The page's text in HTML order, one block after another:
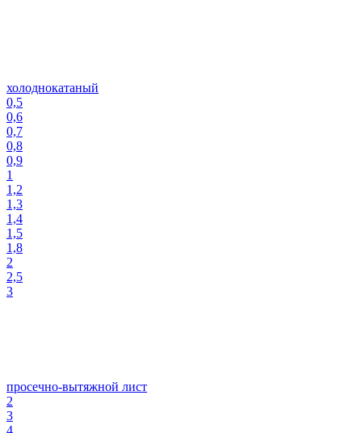
холоднокатаный
0,5
0,6
0,7
0,8
0,9
1
1,2
1,3
1,4
1,5
1,8
2
2,5
3
просечно-вытяжной лист
2
3
4